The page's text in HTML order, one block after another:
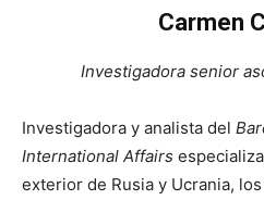
Carmen
Investigadora senior
Investigadora y analista del
International Affairs
exterior de Rusia y Ucrania,